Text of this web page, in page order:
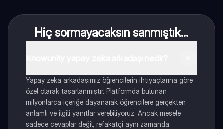
Hiç sormayacaksın sanmıştık...
Yapay zeka arkadaşımız öğrencilerin ihtiyaçlarına göre
özel olarak tasarlanmıştır. Platformda bulunan
milyonlarca içeriğe dayanarak öğrencilere gerçekten
anlamlı ve ilgili yanıtlar verebiliyoruz. Ancak mesele
sadece cevaplar değil, refakatçi aynı zamanda